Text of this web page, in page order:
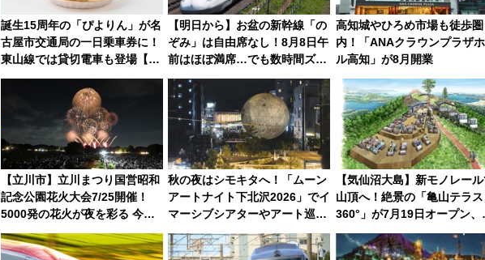
誕生15周年の「ぴよりん」が名
古屋市交通局の一日乗車券に！
東山線では貸切電車も登場【限
定1万5000枚】
【明日から】お盆の新幹線「の
ぞみ」は自由席なし！8月8日午
前はほぼ満席…でも数時間ズラ
せば空きが見つかることも 混
雑避ける「空席」探しのコツ
高知城やひろめ市場も徒歩圏
内！「ANAクラウンプラザ
ル高知」が8月開業
【立川市】立川まつり国営昭和
記念公園花火大会7/25開催！
5000発の花火が夜を彩る 今年
は混雑に要注意、その理由は
秋の夜はシモキタへ！「ムーン
アートナイト下北沢2026」でイ
マーシブシアターやアート巡り
を満喫しよう
【気仙沼大島】新モノレー
山頂へ！絶景の「亀山テラス
360°」が7月19日オープン、
暇村のお得な日帰りプラン